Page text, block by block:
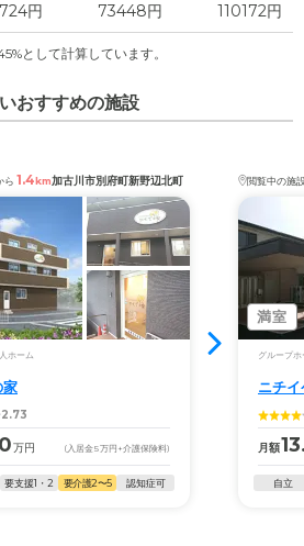
円 73448円 110172円
として計算しています。
おすすめの施設
ら 1.4km加古川市別府町新野辺北町
ホーム
家
2.73
万円 (入居金5万円 +介護保険料)
要支援1・2 要介護2〜5 認知症可
閲覧中の施
満室
グループホ
ニチ
月額
自立